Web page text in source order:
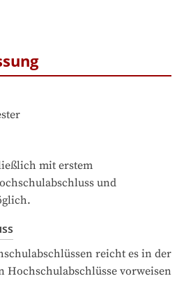
mit erstem
und
reicht es in der
Hochschulabschlüsse vorweisen